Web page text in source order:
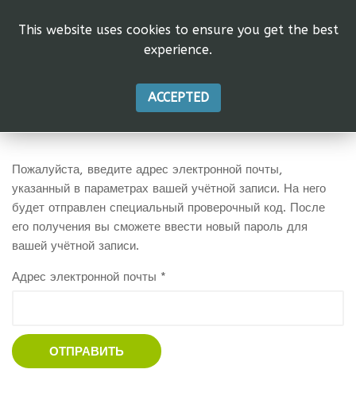
Пожалуйста, введите адрес электронной почты,
указанный в параметрах вашей учётной записи. На него
будет отправлен специальный проверочный код. После
его получения вы сможете ввести новый пароль для
вашей учётной записи.
Адрес электронной почты *
ОТПРАВИТЬ
This website uses cookies to ensure you get the best
experience.
ACCEPTED